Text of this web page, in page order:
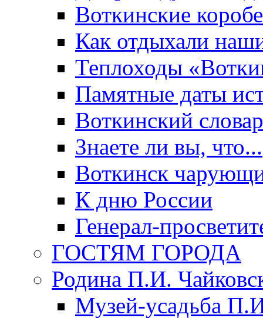
Воткинские
Как отдыхали
Теплоходы
Памятные даты
Воткинский
Знаете ли вы, что...
Воткинск
К дню России
Генерал-
ГОСТЯМ ГОРОДА
Родина П.И.
Музей-усадьба